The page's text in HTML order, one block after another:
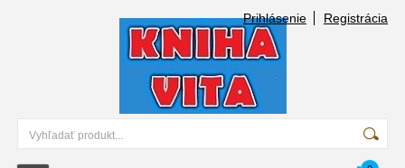
Prihlásenie Registrácia